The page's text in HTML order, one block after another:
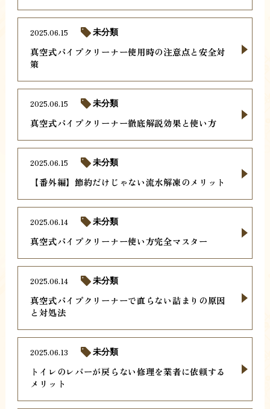
真空式パイプクリーナー使用時の注意点と安全対
策
2025.06.15 未分類
真空式パイプクリーナー徹底解説効果と使い方
2025.06.15 未分類
【番外編】節約だけじゃない流水解凍のメリット
2025.06.15 未分類
真空式パイプクリーナー使い方完全マスター
2025.06.14 未分類
真空式パイプクリーナーで直らない詰まりの原因
と対処法
2025.06.14 未分類
トイレのレバーが戻らない修理を業者に依頼する
メリット
2025.06.13 未分類